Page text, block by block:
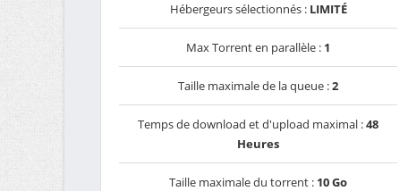
Hébergeurs sélectionnés : LIMITÉ
Max Torrent en parallèle : 1
Taille maximale de la queue :2
Temps de download et d'upload maximal :48
Heures
Taille maximale du torrent : 10 Go